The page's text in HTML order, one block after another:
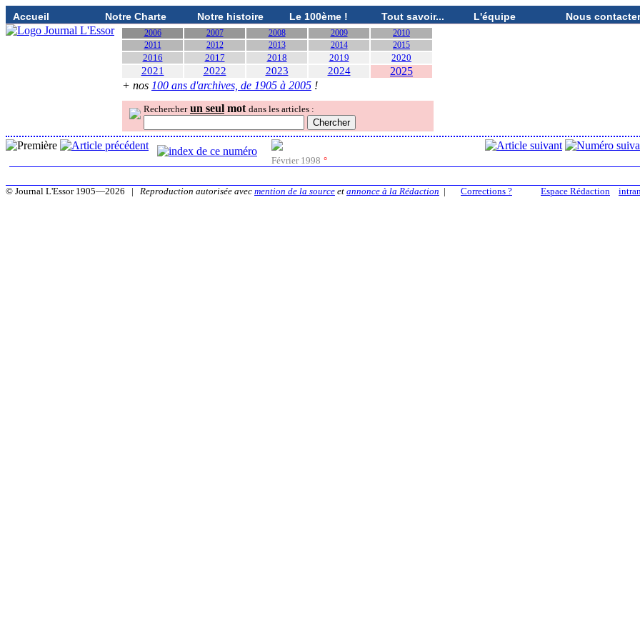
Accueil Notre Charte Notre histoire Le 100ème ! Tout savoir... L'équipe Nous contacter
2006 2007 2008 2009
2010
2011
2012 2013 2014 2015
2016 2017 2018 2019 2020
2021 2022 2023 2024
2025
+ nos 100 ans d'archives, de 1905 à 2005 !
Rechercher un seul mot dans les articles :
Février 1998 °
Espace Rédaction
© Journal L'Essor 1905—2026 | Reproduction autorisée avec mention de la source et annonce à la Rédaction | Corrections ?